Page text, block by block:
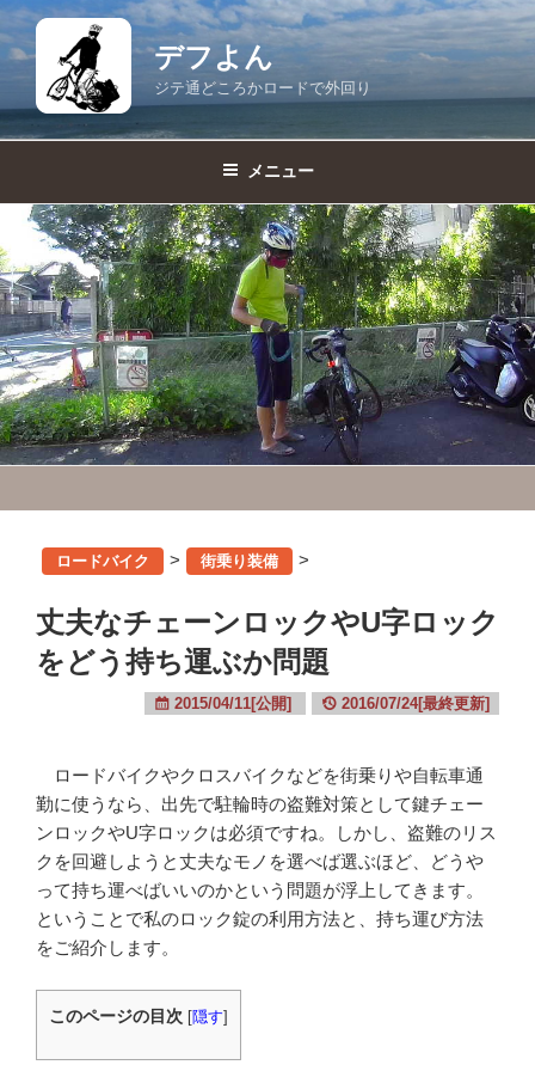
コ
ン
ッ
プ
デフよん
ジテ通どころかロードで外回り
メニュー
ロードバイク > 街乗り装備 >
丈夫なチェーンロックやU字ロック
をどう持ち運ぶか問題
2015/04/11[公開] 2016/07/24[最終更新]
ロードバイクやクロスバイクなどを街乗りや自転車通
勤に使うなら、出先で駐輪時の盗難対策として鍵チェー
ンロックやU字ロックは必須ですね。しかし、盗難のリス
クを回避しようと丈夫なモノを選べば選ぶほど、どうや
って持ち運べばいいのかという問題が浮上してきます。
ということで私のロック錠の利用方法と、持ち運び方法
をご紹介します。
このページの目次 [隠す]